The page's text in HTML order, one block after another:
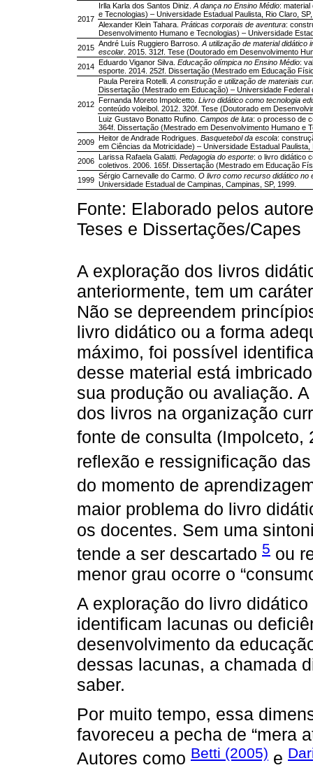
2017
Irlla Karla dos Santos Diniz. A dança no Ensino Médio:
e Tecnologias) – Universidade Estadual Paulista, Rio Claro,
Alexander Klein Tahara. Práticas corporais de aventura:
Desenvolvimento Humano e Tecnologias) – Universidade
2015 André Luís Ruggiero Barroso. A utilização de material didático
escolar . 2015. 312f. Tese (Doutorado em Desenvolvimento
2014 Eduardo Viganor Silva. Educação olímpica no Ensino Médio:
esporte. 2014. 252f. Dissertação (Mestrado em Educação
2012
Paula Pereira Rotelli. A construção e utilização de materiais
Dissertação (Mestrado em Educação) – Universidade Federal
Fernanda Moreto Impolcetto. Livro didático como tecnologia
conteúdo voleibol. 2012. 320f. Tese (Doutorado em
Luiz Gustavo Bonatto Rufino. Campos de luta: o processo de
364f. Dissertação (Mestrado em Desenvolvimento Humano e
2009 Heitor de Andrade Rodrigues. Basquetebol da escola:
em Ciências da Motricidade) – Universidade Estadual Paulista,
2006 Larissa Rafaela Galatti. Pedagogia do esporte: o livro didático
coletivos. 2006. 165f. Dissertação (Mestrado em Educação
1999 Sérgio Carnevalle do Carmo. O livro como recurso didático no
Universidade Estadual de Campinas, Campinas, SP, 1999.
Fonte: Elaborado pelos
Teses e Dissertações/Capes
A exploração dos livros
anteriormente, tem um
Não se depreendem
livro didático ou a forma
máximo, foi possível
desse material está
sua produção ou avaliação.
dos livros na organização
fonte de consulta (Impolceto,
reflexão e ressignificação
do momento de
maior problema do livro
os docentes. Sem uma
tende a ser descartado 5 ou
menor grau ocorre o
A exploração do livro
identificam lacunas ou
desenvolvimento da
dessas lacunas, a chamada
saber.
Por muito tempo, essa
favoreceu a pecha de “mera
Autores como Betti (2005) e